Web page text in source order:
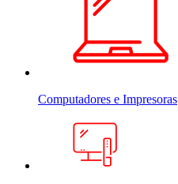
Computadores e Impresoras